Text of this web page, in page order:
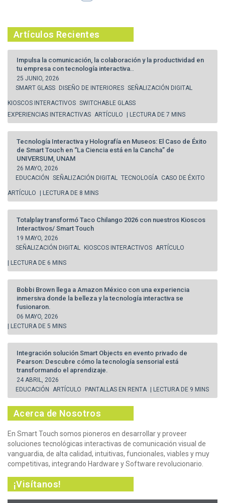
Artículos Recientes
Impulsa la comunicación, la colaboración y la productividad en
tu empresa con tecnología interactiva..
25 JUNIO, 2026
SMART GLASS DISEÑO DE INTERIORES SEÑALIZACIÓN DIGITAL
KIOSCOS INTERACTIVOS SWITCHABLE GLASS
EXPERIENCIAS INTERACTIVAS ARTÍCULO | LECTURA DE 7 MINS
Tecnología Interactiva y Holografía en Museos: El Caso de Éxito
de Smart Touch en “La Ciencia está en la Cancha” de
UNIVERSUM, UNAM
26 MAYO, 2026
EDUCACIÓN SEÑALIZACIÓN DIGITAL TECNOLOGÍA CASO DE ÉXITO
ARTÍCULO | LECTURA DE 8 MINS
Totalplay transformó Taco Chilango 2026 con nuestros Kioscos
Interactivos/ Smart Touch
19 MAYO, 2026
SEÑALIZACIÓN DIGITAL
KIOSCOS INTERACTIVOS ARTÍCULO
| LECTURA DE 6 MINS
Bobbi Brown llega a Amazon México con una experiencia
inmersiva donde la belleza y la tecnología interactiva se
fusionaron.
06 MAYO, 2026
| LECTURA DE 5 MINS
Integración solución Smart Objects en evento privado de
Pearson: Descubre cómo la tecnología sensorial está
transformando el aprendizaje.
24 ABRIL, 2026
EDUCACIÓN
ARTÍCULO PANTALLAS EN RENTA | LECTURA DE 9 MINS
Acerca de Nosotros
En Smart Touch somos pioneros en desarrollar y proveer
soluciones tecnológicas interactivas de comunicación visual de
vanguardia, de alta calidad, intuitivas, funcionales, viables y muy
competitivas, integrando Hardware y Software revolucionario.
¡Visítanos!